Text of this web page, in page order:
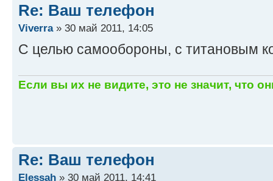
Re: Ваш телефон
Viverra» 30 май 2011, 14:05
С целью самообороны, с титановым
Если вы их не видите, это не значит, что
Re: Ваш телефон
Elessah » 30 май 2011, 14:41